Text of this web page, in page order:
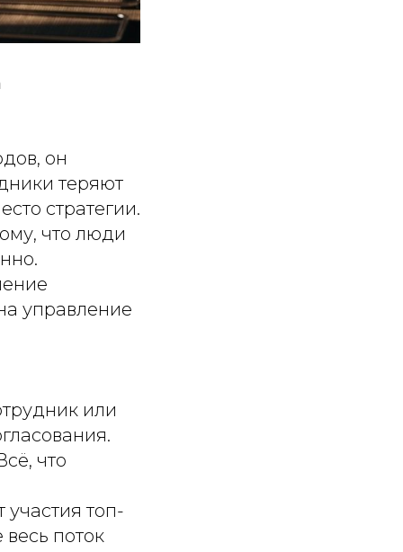
он
теряют
стратегии.
что люди
управление
или
что
топ-
поток